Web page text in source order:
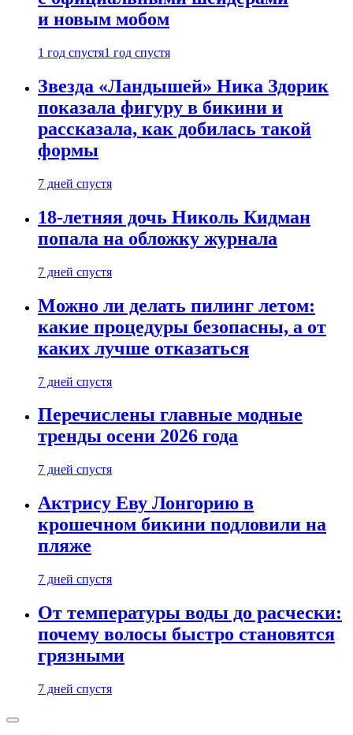
и новым мобом
1 год спустя1 год спустя
Звезда «Ландышей» Ника Здорик
показала фигуру в бикини и
рассказала, как добилась такой
формы
7 дней спустя
18-летняя дочь Николь Кидман
попала на обложку журнала
7 дней спустя
Можно ли делать пилинг летом:
какие процедуры безопасны, а от
каких лучше отказаться
7 дней спустя
Перечислены главные модные
тренды осени 2026 года
7 дней спустя
Актрису Еву Лонгорию в
крошечном бикини подловили на
пляже
7 дней спустя
От температуры воды до расчески:
почему волосы быстро становятся
грязными
7 дней спустя